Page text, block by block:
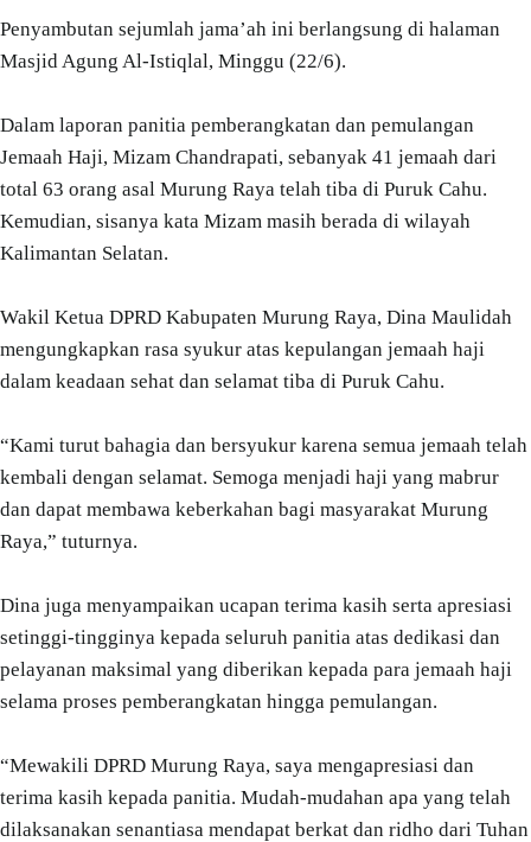
Penyambutan sejumlah jama’ah ini berlangsung di halaman
Masjid Agung Al-Istiqlal, Minggu (22/6).
Dalam laporan panitia pemberangkatan dan pemulangan
Jemaah Haji, Mizam Chandrapati, sebanyak 41 jemaah dari
total 63 orang asal Murung Raya telah tiba di Puruk Cahu.
Kemudian, sisanya kata Mizam masih berada di wilayah
Kalimantan Selatan.
Wakil Ketua DPRD Kabupaten Murung Raya, Dina Maulidah
mengungkapkan rasa syukur atas kepulangan jemaah haji
dalam keadaan sehat dan selamat tiba di Puruk Cahu.
“Kami turut bahagia dan bersyukur karena semua jemaah telah
kembali dengan selamat. Semoga menjadi haji yang mabrur
dan dapat membawa keberkahan bagi masyarakat Murung
Raya,” tuturnya.
Dina juga menyampaikan ucapan terima kasih serta apresiasi
setinggi-tingginya kepada seluruh panitia atas dedikasi dan
pelayanan maksimal yang diberikan kepada para jemaah haji
selama proses pemberangkatan hingga pemulangan.
“Mewakili DPRD Murung Raya, saya mengapresiasi dan
terima kasih kepada panitia. Mudah-mudahan apa yang telah
dilaksanakan senantiasa mendapat berkat dan ridho dari Tuhan